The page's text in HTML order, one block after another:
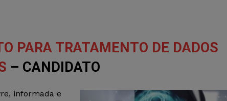
PARA TRATAMENTO DE DADOS
– CANDIDATO
informada e